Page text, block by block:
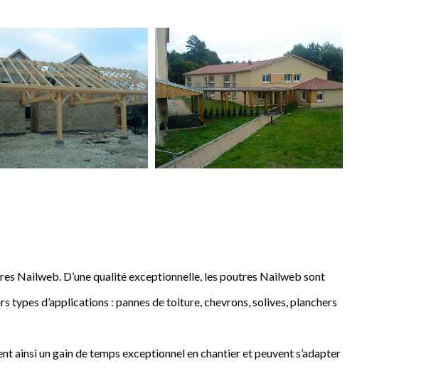
Nailweb. D’une qualité exceptionnelle, les poutres Nailweb sont
types d’applications : pannes de toiture, chevrons, solives, planchers
ainsi un gain de temps exceptionnel en chantier et peuvent s’adapter